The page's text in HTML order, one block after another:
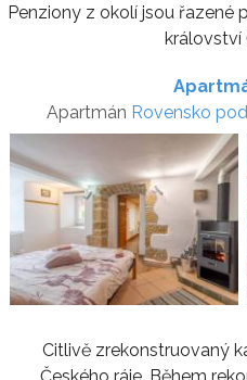
Penziony z okolí jsou řazené
království
Apartmán Rovensko
Citlivě zrekonstruovaný
Českého ráje. Během